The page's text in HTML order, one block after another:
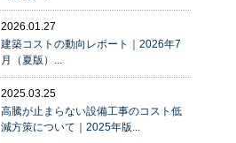
2026.01.27
建築コストの動向レポート｜2026年7
月（夏版）...
2025.03.25
高騰が止まらない設備工事のコスト低
減方策について｜2025年版...